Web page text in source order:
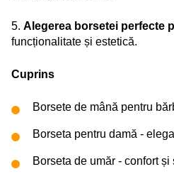
5.Alegerea borsetei perfecte
funcționalitate și estetică.
Cuprins
Borsete de mână pentru
Borseta pentru damă -
Borseta de umăr - confort